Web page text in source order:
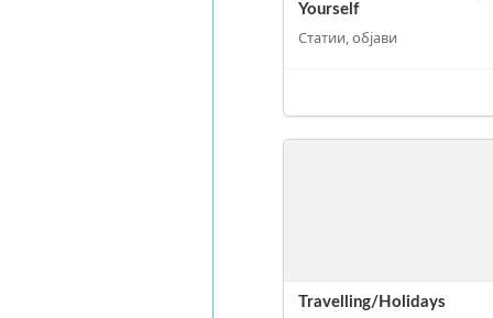
Yourself
Статии, објави
Travelling/Holidays